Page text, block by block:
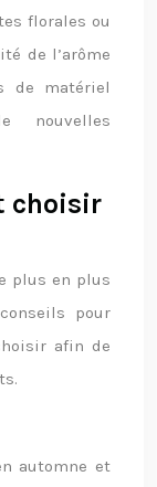
florales ou
de l’arôme
de matériel
nouvelles
choisir
plus en plus
pour
afin de
automne et